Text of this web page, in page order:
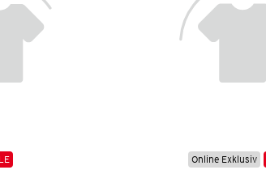
Online Exklusiv